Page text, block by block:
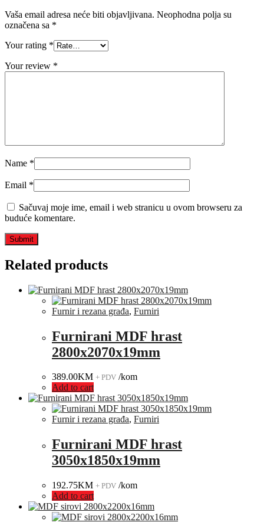
Vaša email adresa neće biti objavljivana. Neophodna polja su
označena sa *
Your rating *
Your review *
Name *
Email *
Sačuvaj moje ime, email i web stranicu u ovom browseru za
buduće komentare.
Related products
Furnir i rezana građa, Furniri
Furnirani MDF hrast
2800x2070x19mm
389.00KM + PDV /kom
Add to cart
Furnir i rezana građa, Furniri
Furnirani MDF hrast
3050x1850x19mm
192.75KM + PDV /kom
Add to cart